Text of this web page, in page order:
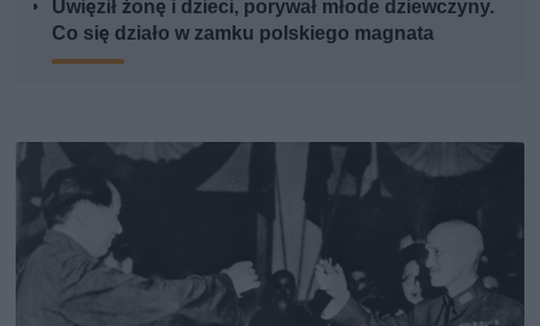
Uwięził żonę i dzieci, porywał młode dziewczyny.
Co się działo w zamku polskiego magnata